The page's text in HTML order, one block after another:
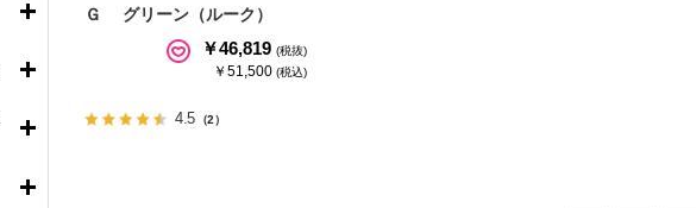
Ｇ グリーン（ルーク）
￥46,819 (税抜)
￥51,500 (税込)
4.5 （2）